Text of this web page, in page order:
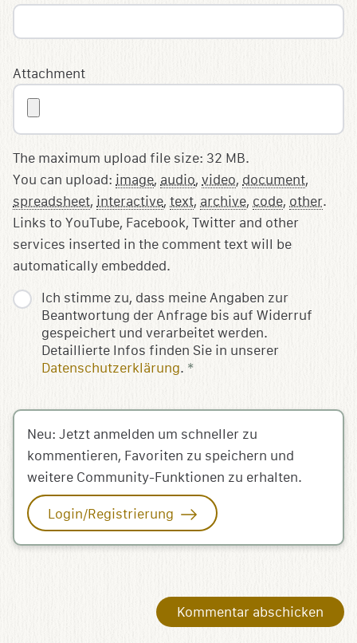
Ich stimme zu, dass meine Angaben zur
Beantwortung der Anfrage bis auf Widerruf
gespeichert und verarbeitet werden.
Detaillierte Infos finden Sie in unserer
Datenschutzerklärung. *
Attachment
The maximum upload file size: 32 MB.
You can upload: image, audio, video, document,
spreadsheet, interactive, text, archive, code, other.
Links to YouTube, Facebook, Twitter and other
services inserted in the comment text will be
automatically embedded.
Neu: Jetzt anmelden um schneller zu
kommentieren, Favoriten zu speichern und
weitere Community-Funktionen zu erhalten.
Login/Registrierung